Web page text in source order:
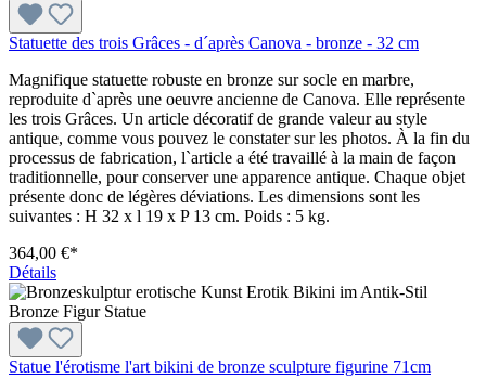
Statuette des trois Grâces - d´après Canova - bronze - 32 cm
Magnifique statuette robuste en bronze sur socle en marbre,
reproduite d`après une oeuvre ancienne de Canova. Elle représente
les trois Grâces. Un article décoratif de grande valeur au style
antique, comme vous pouvez le constater sur les photos. À la fin du
processus de fabrication, l`article a été travaillé à la main de façon
traditionnelle, pour conserver une apparence antique. Chaque objet
présente donc de légères déviations. Les dimensions sont les
suivantes : H 32 x l 19 x P 13 cm. Poids : 5 kg.
364,00 €*
Détails
Statue l'érotisme l'art bikini de bronze sculpture figurine 71cm